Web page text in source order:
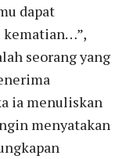
dapat
kematian…”,
seorang yang
ia menuliskan
menyatakan